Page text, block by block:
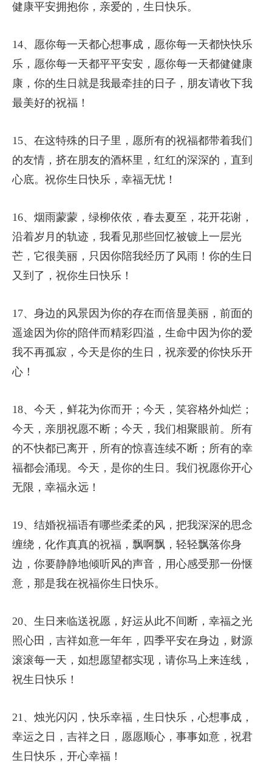
健康平安拥抱你，亲爱的，生日快乐。
14、愿你每一天都心想事成，愿你每一天都快快乐
乐，愿你每一天都平平安安，愿你每一天都健健康
康，你的生日就是我最牵挂的日子，朋友请收下我
最美好的祝福！
15、在这特殊的日子里，愿所有的祝福都带着我们
的友情，挤在朋友的酒杯里，红红的深深的，直到
心底。祝你生日快乐，幸福无忧！
16、烟雨蒙蒙，绿柳依依，春去夏至，花开花谢，
沿着岁月的轨迹，我看见那些回忆被镀上一层光
芒，它很美丽，只因你陪我经历了风雨！你的生日
又到了，祝你生日快乐！
17、身边的风景因为你的存在而倍显美丽，前面的
遥途因为你的陪伴而精彩四溢，生命中因为你的爱
我不再孤寂，今天是你的生日，祝亲爱的你快乐开
心！
18、今天，鲜花为你而开；今天，笑容格外灿烂；
今天，亲朋祝愿不断；今天，我们相聚眼前。所有
的不快都已离开，所有的惊喜连续不断；所有的幸
福都会涌现。今天，是你的生日。我们祝愿你开心
无限，幸福永远！
19、结婚祝福语有哪些柔柔的风，把我深深的思念
缠绕，化作真真的祝福，飘啊飘，轻轻飘落你身
边，你要静静地倾听风的声音，用心感受那一份惬
意，那是我在祝福你生日快乐。
20、生日来临送祝愿，好运从此不间断，幸福之光
照心田，吉祥如意一年年，四季平安在身边，财源
滚滚每一天，如想愿望都实现，请你马上来连线，
祝生日快乐！
21、烛光闪闪，快乐幸福，生日快乐，心想事成，
幸运之日，吉祥之日，愿愿顺心，事事如意，祝君
生日快乐，开心幸福！